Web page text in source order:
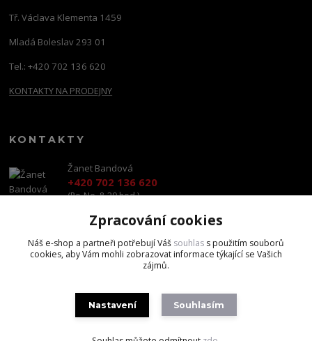
Tř. Václava Klementa 1459
Mladá Boleslav 293 01
Tel.: +420 702 136 620
KONTAKTY NA PRODEJNY
KONTAKTY
Žanet Bandová
+420 702 136 620
(Po-Ne, 8-20 hod.)
shop@brandscapital.cz
Zpracování cookies
Náš e-shop a partneři potřebují Váš souhlas s použitím souborů
cookies, aby Vám mohli zobrazovat informace týkající se Vašich
zájmů.
Nastavení Souhlasím